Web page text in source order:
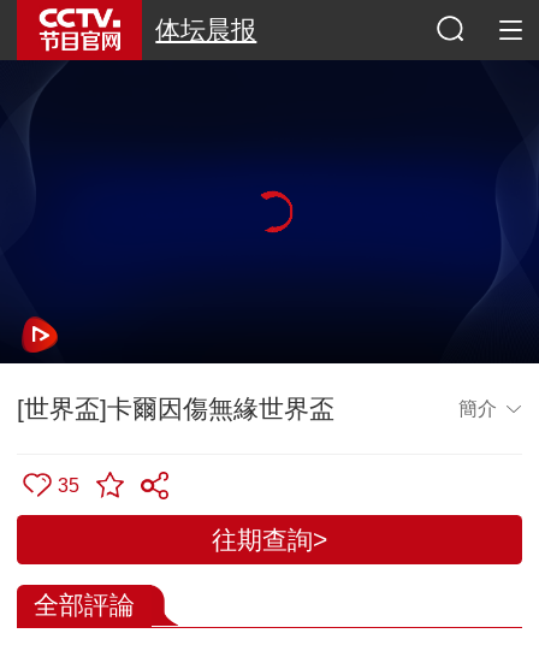
体坛晨报
[世界盃]卡爾因傷無緣世界盃 簡介
35
往期查詢>
全部評論